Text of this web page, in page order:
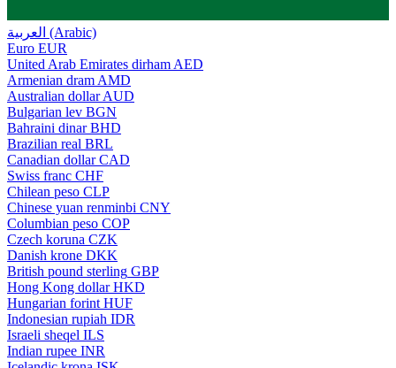
العربية (Arabic)
Euro EUR
United Arab Emirates dirham AED
Armenian dram AMD
Australian dollar AUD
Bulgarian lev BGN
Bahraini dinar BHD
Brazilian real BRL
Canadian dollar CAD
Swiss franc CHF
Chilean peso CLP
Chinese yuan renminbi CNY
Columbian peso COP
Czech koruna CZK
Danish krone DKK
British pound sterling GBP
Hong Kong dollar HKD
Hungarian forint HUF
Indonesian rupiah IDR
Israeli sheqel ILS
Indian rupee INR